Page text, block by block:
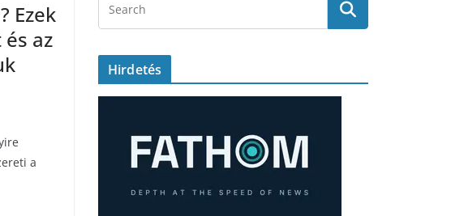
Ezek
az
a
Hirdetés